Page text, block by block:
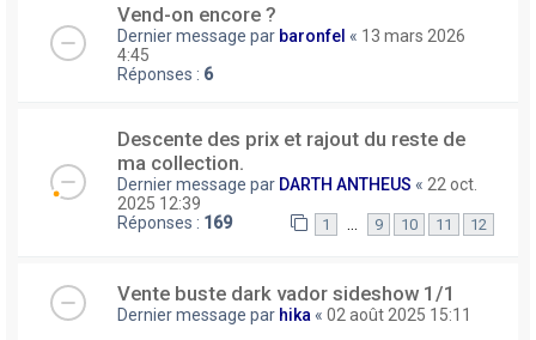
Vend-on encore ?
Dernier message par baronfel « 13 mars 2026
4:45
Réponses : 6
Descente des prix et rajout du reste de
ma collection.
Dernier message par DARTH ANTHEUS « 22 oct.
2025 12:39
Réponses : 169 1 9 10 11 12
Vente buste dark vador sideshow 1/1
Dernier message par hika « 02 août 2025 15:11